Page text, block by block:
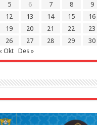
5
6 7 8 9
12
13 14 15 16
19
20 21 22 23
26
27 28 29
30
Okt
Des »